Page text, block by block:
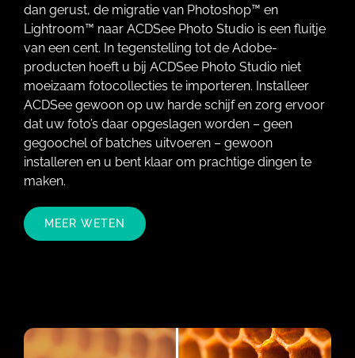
dan gerust, de migratie van Photoshop™ en
Lightroom™ naar ACDSee Photo Studio is een fluitje
van een cent. In tegenstelling tot de Adobe-
producten hoeft u bij ACDSee Photo Studio niet
moeizaam fotocollecties te importeren. Installeer
ACDSee gewoon op uw harde schijf en zorg ervoor
dat uw foto’s daar opgeslagen worden – geen
gegoochel of batches uitvoeren – gewoon
installeren en u bent klaar om prachtige dingen te
maken.
MEER WETEN